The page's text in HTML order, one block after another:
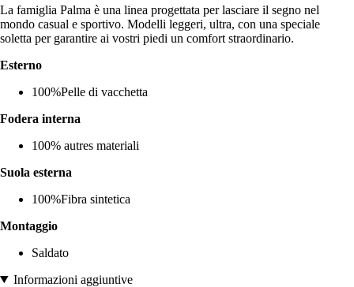
La famiglia Palma è una linea progettata per lasciare il segno nel
mondo casual e sportivo. Modelli leggeri, ultra, con una speciale
soletta per garantire ai vostri piedi un comfort straordinario.
Esterno
100%Pelle di vacchetta
Fodera interna
100% autres materiali
Suola esterna
100%Fibra sintetica
Montaggio
Saldato
Informazioni aggiuntive